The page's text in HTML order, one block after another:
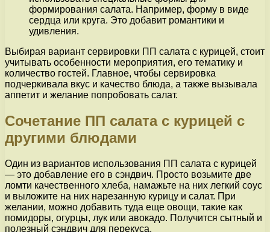
формирования салата. Например, форму в виде
сердца или круга. Это добавит романтики и
удивления.
Выбирая вариант сервировки ПП салата с курицей, стоит
учитывать особенности мероприятия, его тематику и
количество гостей. Главное, чтобы сервировка
подчеркивала вкус и качество блюда, а также вызывала
аппетит и желание попробовать салат.
Сочетание ПП салата с курицей с
другими блюдами
Один из вариантов использования ПП салата с курицей
— это добавление его в сэндвич. Просто возьмите две
ломти качественного хлеба, намажьте на них легкий соус
и выложите на них нарезанную курицу и салат. При
желании, можно добавить туда еще овощи, такие как
помидоры, огурцы, лук или авокадо. Получится сытный и
полезный сэндвич для перекуса.